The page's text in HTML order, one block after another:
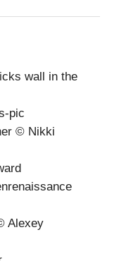
wall in the
pic
© Nikki
Alexey